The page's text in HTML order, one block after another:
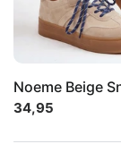
Noeme Beige
34,95